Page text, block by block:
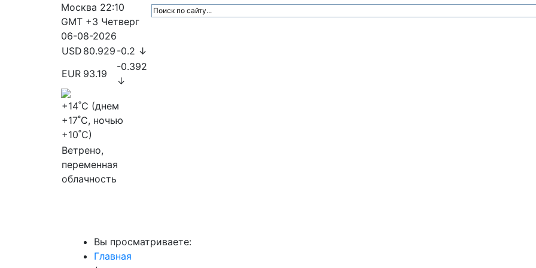
Москва 22:10
GMT +3 Четверг
06-08-2026
USD 80.929 -0.2 ↓
EUR 93.19
-0.392
↓
+14˚C (днем
+17˚C, ночью
+10˚C)
Ветрено,
переменная
облачность
Вы просматриваете:
Главная